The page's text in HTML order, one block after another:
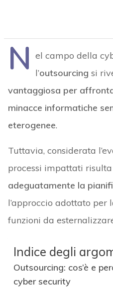
N el campo della
l’outsourcing si
vantaggiosa per
minacce informatiche
eterogenee.
Tuttavia, considerata
processi impattati risulta
adeguatamente la
l’approccio adottato per
funzioni da
Indice degli
Outsourcing: cos’è e
cyber security